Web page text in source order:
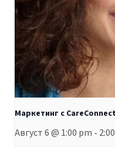
Маркетинг с
Август 6 @ 1:00 pm -